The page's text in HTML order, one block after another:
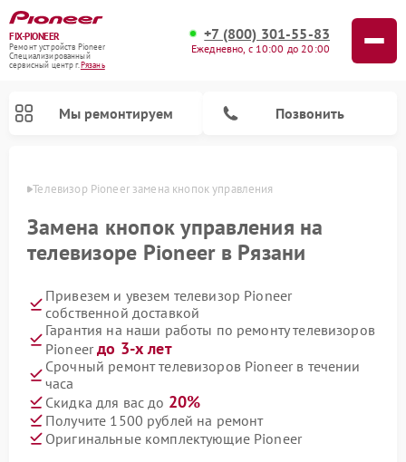
FIX-PIONEER
Ремонт устройств Pioneer
Специализированный
cервисный центр г.Рязань
+7 (800) 301-55-83
Ежедневно, с 10:00 до 20:00
Мы ремонтируем Позвонить
Телевизор Pioneer замена кнопок управления
Замена кнопок управления на
телевизоре Pioneer в Рязани
Привезем и увезем телевизор Pioneer
собственной доставкой
Гарантия на наши работы по ремонту телевизоров
Pioneerдо 3-х лет
Срочный ремонт телевизоров Pioneer в течении
часа
Скидка для вас до 20%
Получите 1500 рублей на ремонт
Оригинальные комплектующие Pioneer